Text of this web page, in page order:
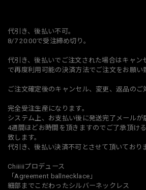
代引き、後払い不可。
8/7 20:00で受注締め切り。
代引き、後払いでご注文された場合はキャン
で再度利用可能の決済方法でご注文をお願い
ご注文確定後のキャンセル、変更、返品のご
完全受注生産になります。
システム上、お支払い後に発送完了メールが
4週間ほどお時間を頂きますのでご了承頂け
致します。
代引き、後払い決済不可とさせて頂いており
Chiiiiiプロデュース
「Agreement ballnecklace」
細部までこだわったシルバーネックレス